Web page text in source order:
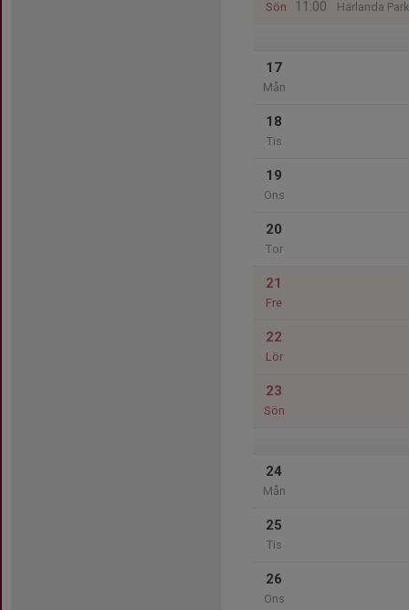
Sön
11:00
Härlanda Park
17
Mån
18
Tis
19
Ons
20
Tor
21
Fre
22
Lör
23
Sön
24
Mån
25
Tis
26
Ons